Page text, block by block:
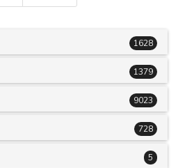
1628
1379
9023
728
5